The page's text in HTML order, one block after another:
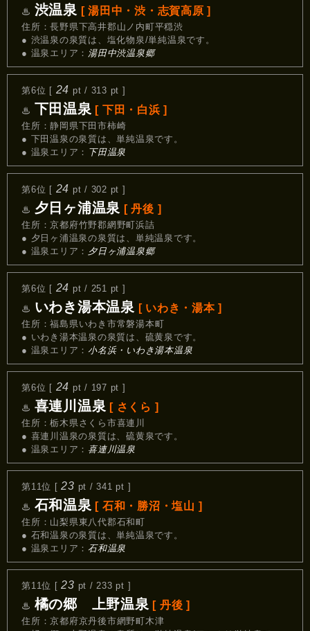
♨ 渋温泉 [ 湯田中・渋・志賀高原 ]
住所：長野県下高井郡山ノ内町平穏渋
● 渋温泉の泉質は、塩化物泉/単純温泉です。
● 温泉エリア： 湯田中渋温泉郷
第6位 [ 24 pt / 313 pt ]
♨ 下田温泉 [ 下田・白浜 ]
住所：静岡県下田市柿崎
● 下田温泉の泉質は、単純温泉です。
● 温泉エリア： 下田温泉
第6位 [ 24 pt / 302 pt ]
♨ 夕日ヶ浦温泉 [ 丹後 ]
住所：京都府竹野郡網野町浜詰
● 夕日ヶ浦温泉の泉質は、単純温泉です。
● 温泉エリア： 夕日ヶ浦温泉郷
第6位 [ 24 pt / 251 pt ]
♨ いわき湯本温泉 [ いわき・湯本 ]
住所：福島県いわき市常磐湯本町
● いわき湯本温泉の泉質は、硫黄泉です。
● 温泉エリア： 小名浜・いわき湯本温泉
第6位 [ 24 pt / 197 pt ]
♨ 喜連川温泉 [ さくら ]
住所：栃木県さくら市喜連川
● 喜連川温泉の泉質は、硫黄泉です。
● 温泉エリア： 喜連川温泉
第11位 [23 pt / 341 pt ]
♨ 石和温泉 [ 石和・勝沼・塩山 ]
住所：山梨県東八代郡石和町
● 石和温泉の泉質は、単純温泉です。
● 温泉エリア： 石和温泉
第11位 [23 pt / 233 pt ]
♨ 橘の郷 上野温泉 [ 丹後 ]
住所：京都府京丹後市網野町木津